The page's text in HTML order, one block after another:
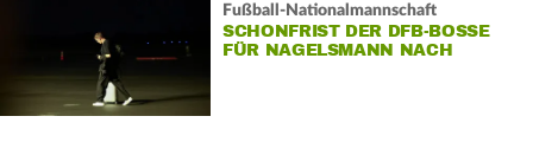
Fußball-Nationalmannschaft
SCHONFRIST DER DFB-BOSSE
FÜR NAGELSMANN NACH